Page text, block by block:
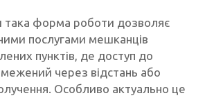
така форма роботи дозволяє
послугами мешканців
пунктів, де доступ до
через відстань або
Особливо актуально це